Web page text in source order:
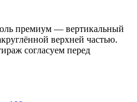
премиум — вертикальный
верхней частью.
согласуем перед